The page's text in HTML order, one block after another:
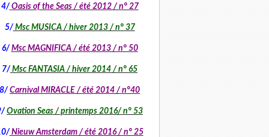
4/ Oasis of the Seas / été 2012 / n° 27
5/Msc MUSICA / hiver 2013 / n° 37
6/ Msc MAGNIFICA / été 2013 / n° 50
7/ Msc FANTASIA / hiver 2014 / n° 65
8/ Carnival MIRACLE / été 2014 / n°40
Ovation Seas / printemps 2016/ n° 53
Nieuw Amsterdam / été 2016 / n° 25